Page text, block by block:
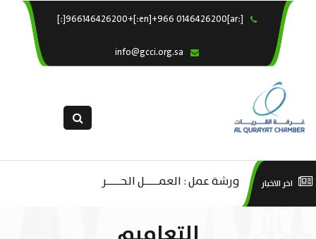
[:ar]966146426200+[:en]+966 0146426200[:] ×
خدماتنا
التقديم الالكترونى
اخر الاخبار ورشة عمل : العمـــــل الحـــــر